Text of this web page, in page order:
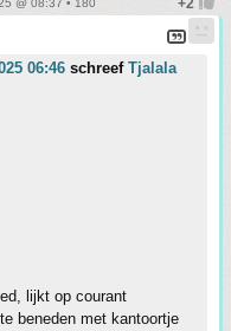
@ 08:37 • 180
06:46 schreef Tjalala
lijkt op courant
beneden met kantoortje